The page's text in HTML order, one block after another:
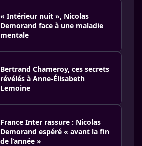
« Intérieur nuit », Nicolas
Demorand face à une maladie
mentale
Bertrand Chameroy, ces secrets
révélés à Anne-Élisabeth
Lemoine
France Inter rassure : Nicolas
Demorand espéré « avant la fin
de l’année »